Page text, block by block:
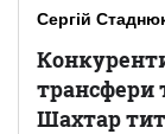
Сергій
трансфери
Шахтар